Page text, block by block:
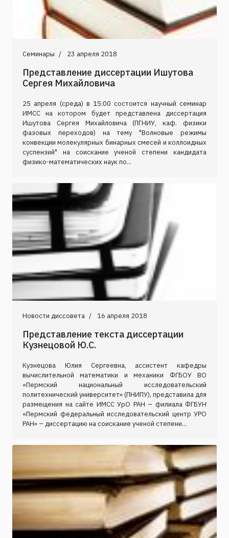
Семинары 23 апреля 2018
Представление диссертации Ишутова
Сергея Михайловича
25 апреля (среда) в 15:00 состоится научный семинар
ИМСС на котором будет представлена диссертация
Ишутова Сергея Михайловича (ПГНИУ, каф. физики
фазовых переходов) на тему "Волновые режимы
конвекции молекулярных бинарных смесей и коллоидных
суспензий" на соискание ученой степени кандидата
физико-математических наук по...
Новости диссовета 16 апреля 2018
Представление текста диссертации
Кузнецовой Ю.С.
Кузнецова Юлия Сергеевна, ассистент кафедры
вычислительной математики и механики ФГБОУ ВО
«Пермский национальный исследовательский
политехнический университет» (ПНИПУ), представила для
размещения на сайте ИМСС УрО РАН – филиала ФГБУН
«Пермский федеральный исследовательский центр УРО
РАН» – диссертацию на соискание ученой степени...